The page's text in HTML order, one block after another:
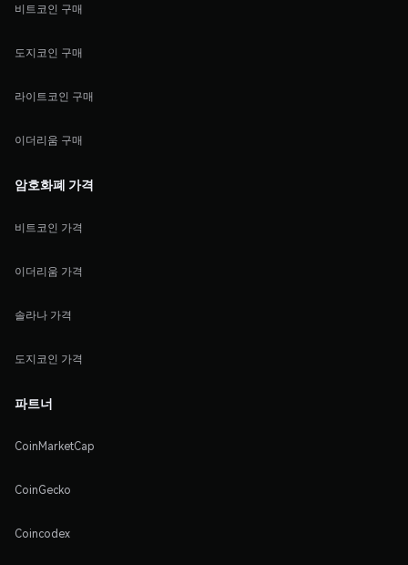
비트코인 구매
도지코인 구매
라이트코인 구매
이더리움 구매
암호화폐 가격
비트코인 가격
이더리움 가격
솔라나 가격
도지코인 가격
파트너
CoinMarketCap
CoinGecko
Coincodex